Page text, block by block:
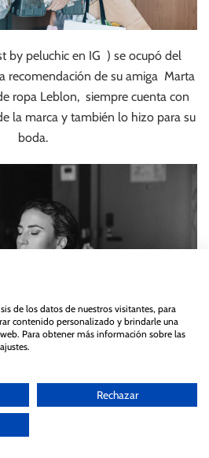
by peluchic en IG ) se ocupó del
recomendación de su amiga Marta
ropa Leblon, siempre cuenta con
la marca y también lo hizo para su
boda.
regalaron , un camisón y bata de
pendientes de brillantes ideales.
de los datos de nuestros visitantes, para
contenido personalizado y brindarle una
Para obtener más información sobre las
Rechazar